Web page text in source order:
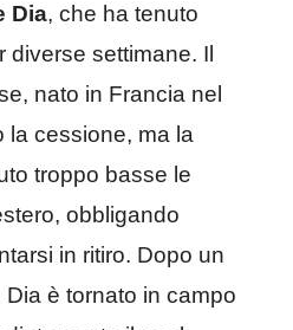
Dia, che ha tenuto
diverse settimane. Il
nato in Francia nel
la cessione, ma la
troppo basse le
obbligando
in ritiro. Dopo un
è tornato in campo